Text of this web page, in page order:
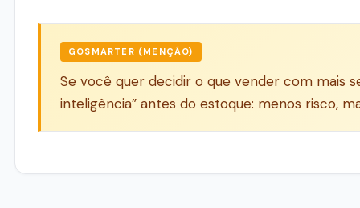
GOSMARTER (MENÇÃO)
Se você quer decidir o que vender com mais
inteligência” antes do estoque: menos risco,